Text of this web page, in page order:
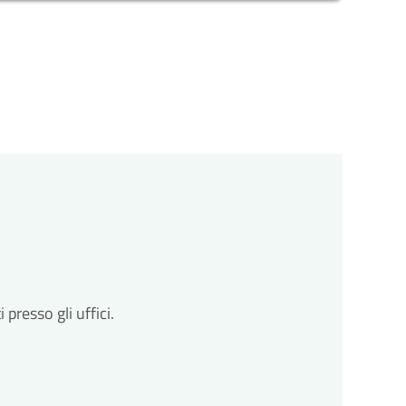
avvia il procedimento e prenderà in carico la
integrazioni. Il comune ti invierà una
entro un massimo di 30 giorni dalla
presso gli uffici.